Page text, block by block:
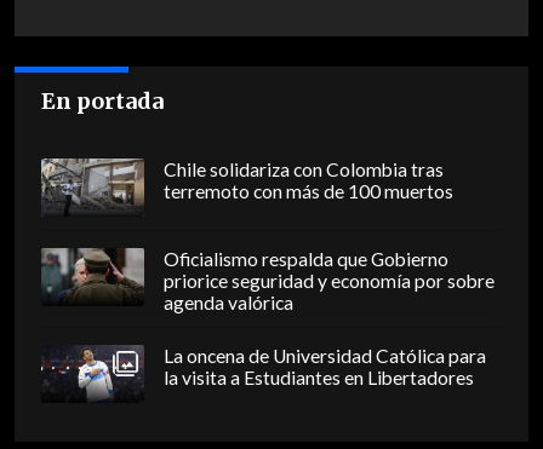
En portada
Chile solidariza con Colombia tras
terremoto con más de 100 muertos
Oficialismo respalda que Gobierno
priorice seguridad y economía por sobre
agenda valórica
La oncena de Universidad Católica para
la visita a Estudiantes en Libertadores